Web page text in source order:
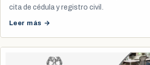
cita de cédula y registro civil.
Leer más →